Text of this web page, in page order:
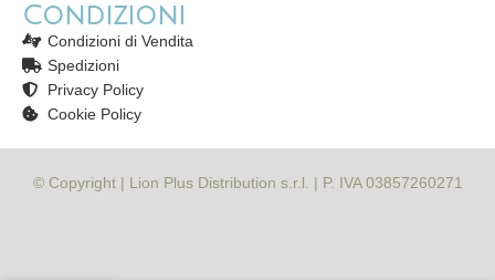
Condizioni
Condizioni di Vendita
Spedizioni
Privacy Policy
Cookie Policy
© Copyright | Lion Plus Distribution s.r.l. | P. IVA 03857260271